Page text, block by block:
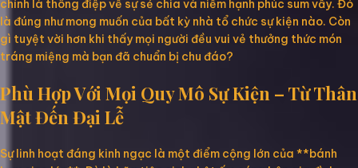
chính là thông điệp về sự sẻ chia và niềm hạnh phúc sum vầy. Đó
là đúng như mong muốn của bất kỳ nhà tổ chức sự kiện nào. Còn
gì tuyệt vời hơn khi thấy mọi người đều vui vẻ thưởng thức món
tráng miệng mà bạn đã chuẩn bị chu đáo?
Phù Hợp Với Mọi Quy Mô Sự Kiện – Từ Thân
Mật Đến Đại Lễ
Sự linh hoạt đáng kinh ngạc là một điểm cộng lớn của **bánh